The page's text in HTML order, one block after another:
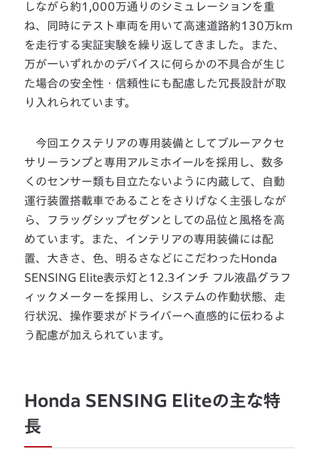
しながら約1,000万通りのシミュレーションを重
ね、同時にテスト車両を用いて高速道路約130万km
を走行する実証実験を繰り返してきました。また、
万が一いずれかのデバイスに何らかの不具合が生じ
た場合の安全性・信頼性にも配慮した冗長設計が取
り入れられています。
今回エクステリアの専用装備としてブルーアクセ
サリーランプと専用アルミホイールを採用し、数多
くのセンサー類も目立たないように内蔵して、自動
運行装置搭載車であることをさりげなく主張しなが
ら、フラッグシップセダンとしての品位と風格を高
めています。また、インテリアの専用装備には配
置、大きさ、色、明るさなどにこだわったHonda
SENSING Elite表示灯と12.3インチ フル液晶グラフ
ィックメーターを採用し、システムの作動状態、走
行状況、操作要求がドライバーへ直感的に伝わるよ
う配慮が加えられています。
Honda SENSING Eliteの主な特
長